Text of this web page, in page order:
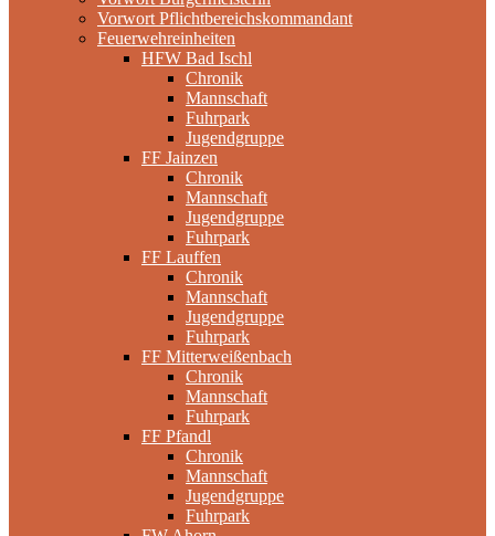
Vorwort Pflichtbereichskommandant
Feuerwehreinheiten
HFW Bad Ischl
Chronik
Mannschaft
Fuhrpark
Jugendgruppe
FF Jainzen
Chronik
Mannschaft
Jugendgruppe
Fuhrpark
FF Lauffen
Chronik
Mannschaft
Jugendgruppe
Fuhrpark
FF Mitterweißenbach
Chronik
Mannschaft
Fuhrpark
FF Pfandl
Chronik
Mannschaft
Jugendgruppe
Fuhrpark